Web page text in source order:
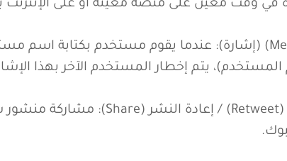
في وقت معين على منصة معينة أو على
يتم إخطار المستخدم الآخر بهذا